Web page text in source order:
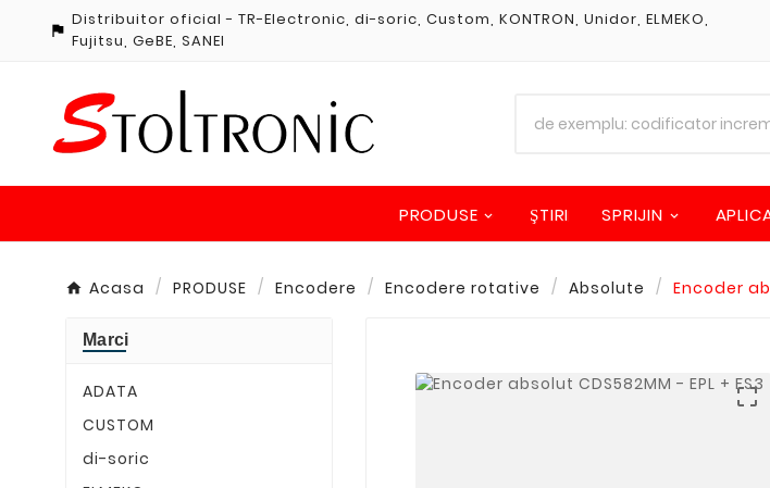

Distribuitor oficial - TR-Electronic, di-soric, Custom, KONTRON, Unidor, ELMEKO,
Fujitsu, GeBE, SANEI
PRODUSE ŞTIRI SPRIJIN
Acasa PRODUSE Encodere Encodere rotative Absolute Encoder
Marci
ADATA
CUSTOM
di-soric
